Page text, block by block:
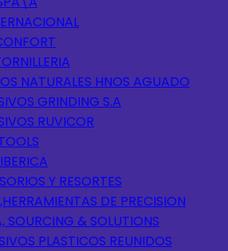
NATURALES HNOS AGUADO
GRINDING S.A
RUVICOR
Y RESORTES
DE PRECISION
SOURCING & SOLUTIONS
PLASTICOS REUNIDOS